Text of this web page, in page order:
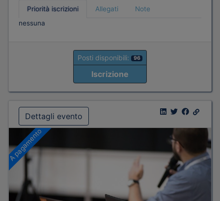
Priorità iscrizioni Allegati
Note
nessuna
Posti disponibili: 96
Iscrizione
Dettagli evento
A pagamento